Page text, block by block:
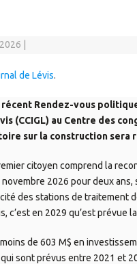
de Lévis.
récent Rendez-vous
(CCIGL) au Centre des
sur la construction sera
citoyen comprend la
2026 pour deux
des stations de traitement
c’est en 2029 qu’est prévue
de 603 M$ en
sont prévus entre 2021 et